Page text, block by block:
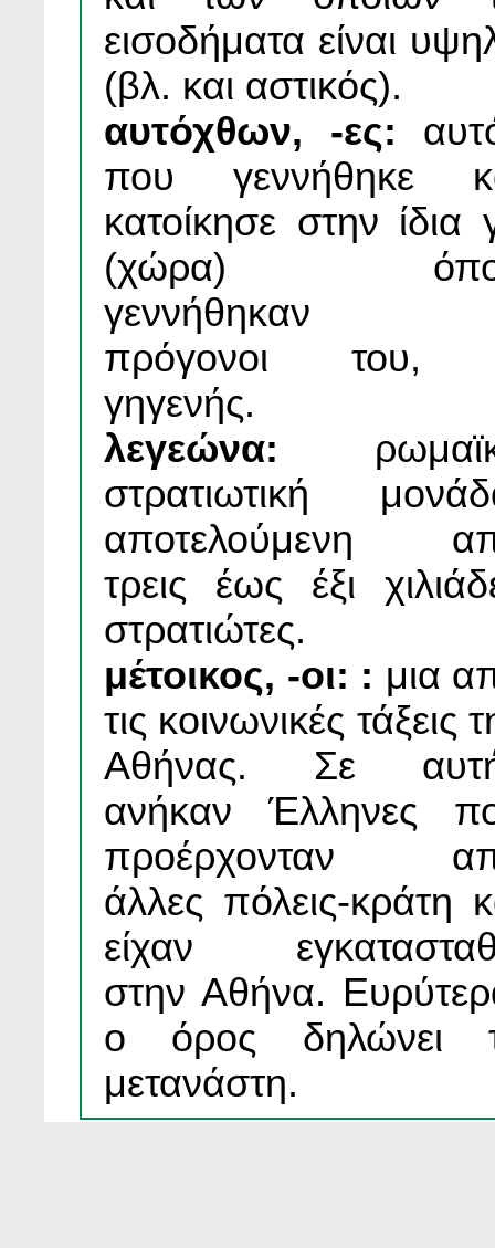
εισοδήματα είναι
(βλ. και αστικός).
αυτόχθων, -ες:
που γεννήθηκε
κατοίκησε στην ίδια
(χώρα)
γεννήθηκαν
πρόγονοι του,
γηγενής.
λεγεώνα:
στρατιωτική
αποτελούμενη
τρεις έως έξι
στρατιώτες.
μέτοικος, -οι: : μια
τις κοινωνικές τάξεις
Αθήνας. Σε
ανήκαν Έλληνες
προέρχονταν
άλλες πόλεις-κράτη
είχαν
στην Αθήνα.
ο όρος δηλώνει
μετανάστη.